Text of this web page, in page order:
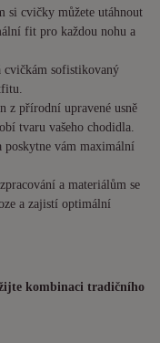
si cvičky můžete utáhnout
fit pro každou nohu a
cvičkám sofistikovaný
z přírodní upravené usně
tvaru vašeho chodidla.
poskytne vám maximální
a materiálům se
a zajistí optimální
kombinaci tradičního